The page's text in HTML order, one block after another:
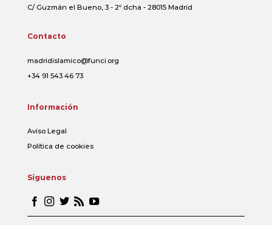
C/ Guzmán el Bueno, 3 - 2º dcha - 28015 Madrid
Contacto
madridislamico@funci.org
+34 91 543 46 73
Información
Aviso Legal
Política de cookies
Síguenos